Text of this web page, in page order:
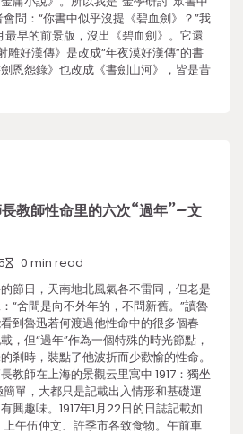
問：“你書中似乎沒提《碧血劍》？”我
最早的前景版，沒出《碧血劍》。它還
雕好漢傳》是改成“年夜漠好漢傳”的書
恩怨錄》也改成《書劍山河》，皆是昔
教師性命里的六次“過年”–文
0 min read
節日，天南地北風氣各不雷同，但老是
“舍間是向不外年的，不問新舊。”讀魯
到魯迅若何渡過他性命中的很多個春
，但“過年”作為一個特殊的時光節點，
剎時，裝點了他波折而少歡愉的性命。
教師在上海的景觀云里寓中 1917：獨坐
單，大都只是記載出入情形和基礎運
興趣味。1917年1月22日的日誌記載如
午伍仲文、許季市各致食物。午前車